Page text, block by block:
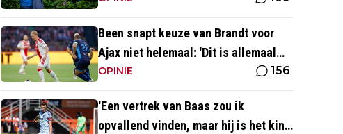
Been snapt keuze van Brandt voor
Ajax niet helemaal: 'Dit is allemaal
wat makkelijker'
OPINIE 156
'Een vertrek van Baas zou ik
opvallend vinden, maar hij is het kind